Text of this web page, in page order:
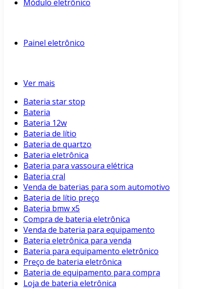
Módulo eletrônico
Painel eletrônico
Ver mais
Bateria star stop
Bateria
Bateria 12w
Bateria de lítio
Bateria de quartzo
Bateria eletrônica
Bateria para vassoura elétrica
Bateria cral
Venda de baterias para som automotivo
Bateria de lítio preço
Bateria bmw x5
Compra de bateria eletrônica
Venda de bateria para equipamento
Bateria eletrônica para venda
Bateria para equipamento eletrônico
Preço de bateria eletrônica
Bateria de equipamento para compra
Loja de bateria eletrônica